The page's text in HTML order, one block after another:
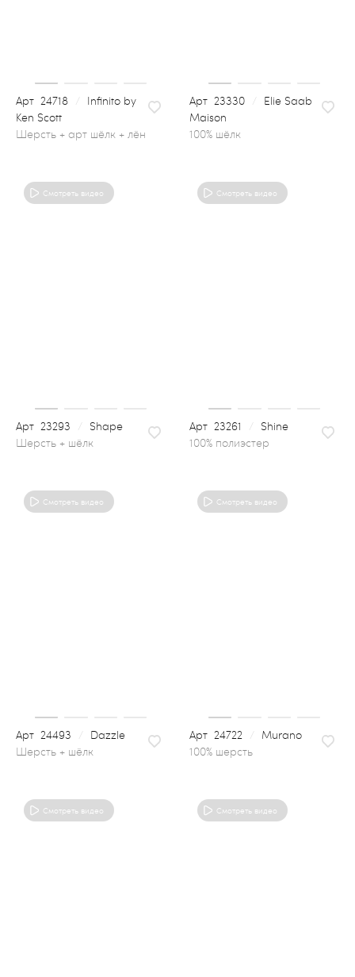
24718
Infinito by
Ken Scott
23330
Elie Saab
Maison
100% шёлк
Смотреть видео
23293 Shape
Смотреть видео
23261
Shine
100% полиэстер
Смотреть видео
24493 Dazzle
Смотреть видео
24722
Murano
100% шерсть
Смотреть видео Смотреть видео